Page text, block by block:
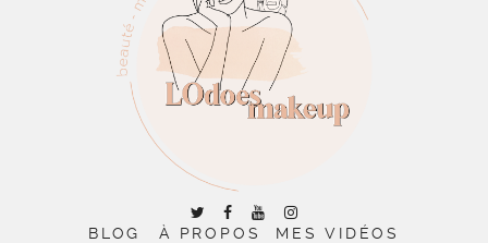
BLOG À PROPOS
MES VIDÉOS